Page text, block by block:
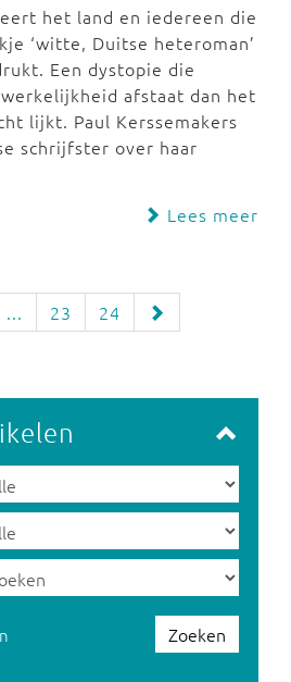
het land en iedereen die
‘witte, Duitse heteroman’
Een dystopie die
afstaat dan het
lijkt. Paul Kerssemakers
schrijfster over haar
Lees meer
... 23 24
Zoeken